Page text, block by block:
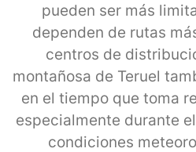
pueden ser más
dependen de rutas
centros de
montañosa de Teruel
en el tiempo que toma
especialmente durante
condiciones